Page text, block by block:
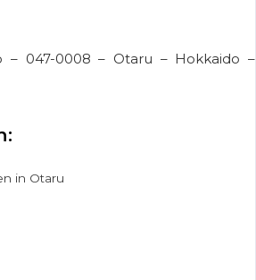
– 047-0008 – Otaru – Hokkaido –
in Otaru